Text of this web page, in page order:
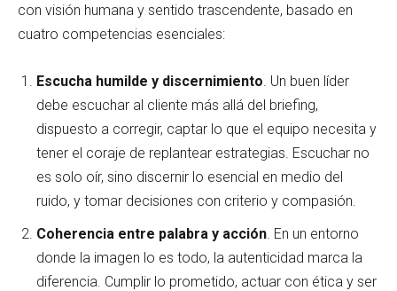
con visión humana y sentido trascendente, basado en
cuatro competencias esenciales:
Escucha humilde y discernimiento . Un buen líder
debe escuchar al cliente más allá del briefing,
dispuesto a corregir, captar lo que el equipo necesita y
tener el coraje de replantear estrategias. Escuchar no
es solo oír, sino discernir lo esencial en medio del
ruido, y tomar decisiones con criterio y compasión.
Coherencia entre palabra y acción . En un entorno
donde la imagen lo es todo, la autenticidad marca la
diferencia. Cumplir lo prometido, actuar con ética y ser